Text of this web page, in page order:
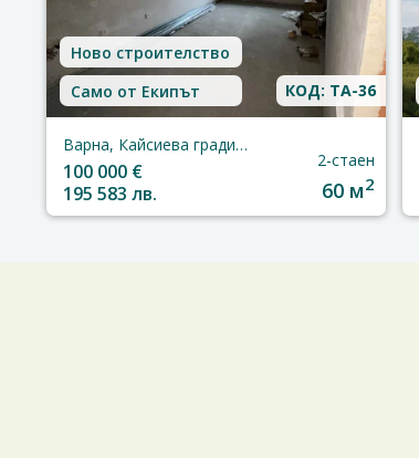
Ново строителство
Само от Екипът
КОД: TA-36
Варна, Кайсиева градина
100 000 €
195 583 лв.
2-стаен
60 м2